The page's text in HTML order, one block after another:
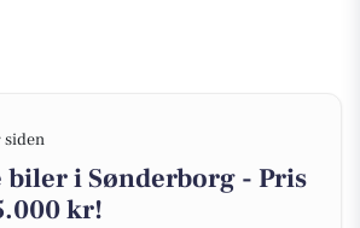
siden
biler i Sønderborg - Pris
kr!